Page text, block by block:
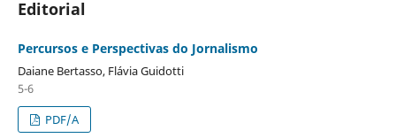
Editorial
Percursos e Perspectivas do Jornalismo
Daiane Bertasso, Flávia Guidotti
5-6
PDF/A